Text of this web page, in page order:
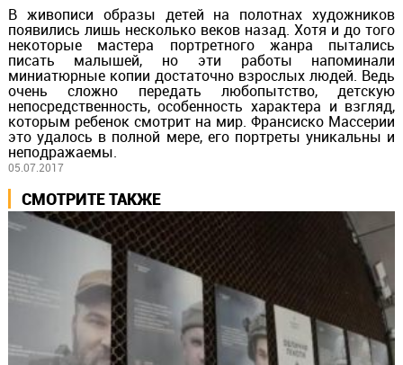
В живописи образы детей на полотнах художников
появились лишь несколько веков назад. Хотя и до того
некоторые мастера портретного жанра пытались
писать малышей, но эти работы напоминали
миниатюрные копии достаточно взрослых людей. Ведь
очень сложно передать любопытство, детскую
непосредственность, особенность характера и взгляд,
которым ребенок смотрит на мир. Франсиско Массерии
это удалось в полной мере, его портреты уникальны и
неподражаемы.
05.07.2017
СМОТРИТЕ ТАКЖЕ